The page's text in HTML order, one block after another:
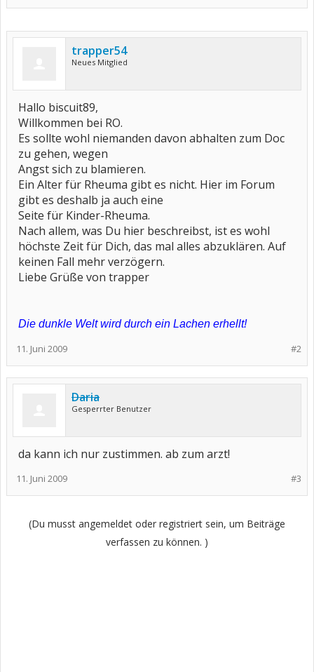
trapper54
Neues Mitglied
Hallo biscuit89,
Willkommen bei RO.
Es sollte wohl niemanden davon abhalten zum Doc
zu gehen, wegen
Angst sich zu blamieren.
Ein Alter für Rheuma gibt es nicht. Hier im Forum
gibt es deshalb ja auch eine
Seite für Kinder-Rheuma.
Nach allem, was Du hier beschreibst, ist es wohl
höchste Zeit für Dich, das mal alles abzuklären. Auf
keinen Fall mehr verzögern.
Liebe Grüße von trapper
Die dunkle Welt wird durch ein Lachen erhellt!
#2
11. Juni 2009
Daria
Gesperrter Benutzer
da kann ich nur zustimmen. ab zum arzt!
#3
11. Juni 2009
(Du musst angemeldet oder registriert sein, um Beiträge
verfassen zu können. )